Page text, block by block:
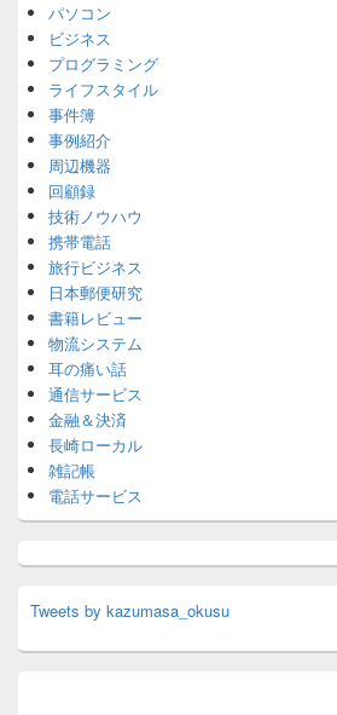
パソコン
ビジネス
プログラミング
ライフスタイル
事件簿
事例紹介
周辺機器
回顧録
技術ノウハウ
携帯電話
旅行ビジネス
日本郵便研究
書籍レビュー
物流システム
耳の痛い話
通信サービス
金融＆決済
長崎ローカル
雑記帳
電話サービス
Tweets by kazumasa_okusu